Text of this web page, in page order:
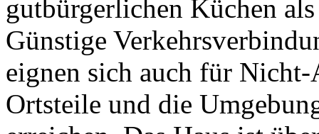
gutbürgerlichen Küchen
Günstige
eignen sich auch für
Ortsteile und die